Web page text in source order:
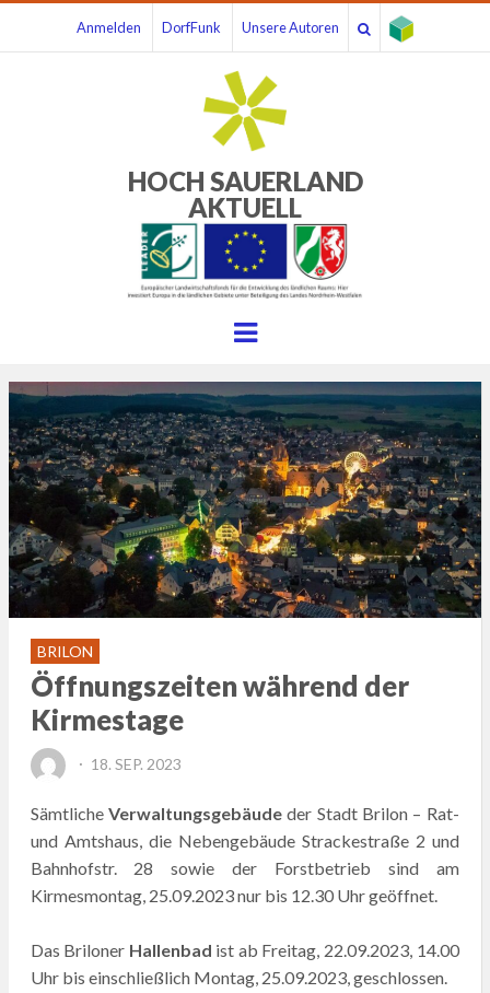
Anmelden DorfFunk Unsere Autoren
HOCH SAUERLAND
AKTUELL
Menu
BRILON
Öffnungszeiten während der
Kirmestage
POSTED
18. SEP. 2023
Sämtliche Verwaltungsgebäudeder Stadt Brilon – Rat-
und Amtshaus, die Nebengebäude Strackestraße 2 und
Bahnhofstr. 28 sowie der Forstbetrieb sind am
Kirmesmontag, 25.09.2023 nur bis 12.30 Uhr geöffnet.
Das Briloner Hallenbad ist ab Freitag, 22.09.2023, 14.00
Uhr bis einschließlich Montag, 25.09.2023, geschlossen.